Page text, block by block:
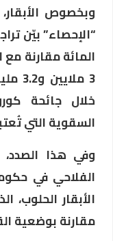
وبخصوص
المائة مقارنة مع
3
خلال جائحة
السقوية التي
وفي هذا
الفلاحي في
مقارنة بوضعية